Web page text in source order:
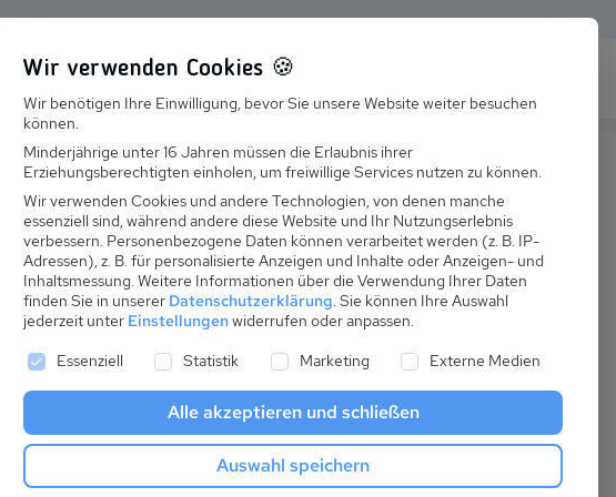
Suchen
Über uns Karriere
Ausbildung
ab
pro Nacht
Anreise
Wir verwenden Cookies 🍪
Wir benötigen Ihre Einwilligung, bevor Sie unsere Website weiter besuchen
können.
Minderjährige unter 16 Jahren müssen die Erlaubnis ihrer
Erziehungsberechtigten einholen, um freiwillige Services nutzen zu können.
Wir verwenden Cookies und andere Technologien, von denen manche
essenziell sind, während andere diese Website und Ihr Nutzungserlebnis
verbessern. Personenbezogene Daten können verarbeitet werden (z. B. IP-
Adressen), z. B. für personalisierte Anzeigen und Inhalte oder Anzeigen- und
Inhaltsmessung. Weitere Informationen über die Verwendung Ihrer Daten
finden Sie in unserer Datenschutzerklärung. Sie können Ihre Auswahl
jederzeit unter Einstellungenwiderrufen oder anpassen.
Es folgt eine Liste der Service-Gruppen, für die eine Einwilligung
Essenziell Statistik Marketing Externe Medien
Alle akzeptieren und schließen
Auswahl speichern